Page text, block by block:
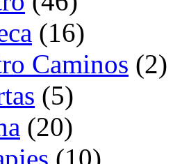
(16)
Caminos (2)
(5)
(20)
(10)